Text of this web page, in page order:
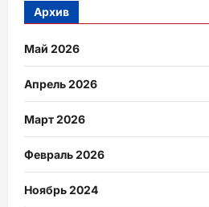
Архив
Май 2026
Апрель 2026
Март 2026
Февраль 2026
Ноябрь 2024